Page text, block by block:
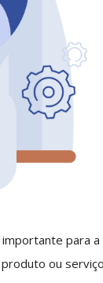
para a
ou